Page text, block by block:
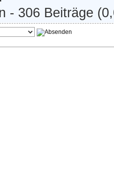
- 306 Beiträge